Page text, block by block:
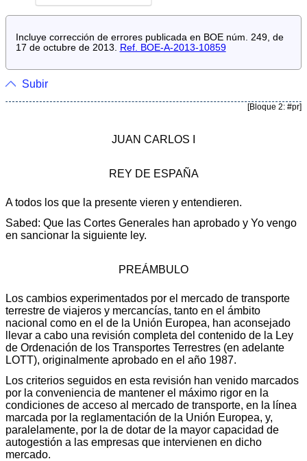
Incluye corrección de errores publicada en BOE núm. 249, de
17 de octubre de 2013.
Ref. BOE-A-2013-10859
Subir
[Bloque 2: #pr]
JUAN CARLOS I
REY DE ESPAÑA
A todos los que la presente vieren y entendieren.
Sabed: Que las Cortes Generales han aprobado y Yo vengo
en sancionar la siguiente ley.
PREÁMBULO
Los cambios experimentados por el mercado de transporte
terrestre de viajeros y mercancías, tanto en el ámbito
nacional como en el de la Unión Europea, han aconsejado
llevar a cabo una revisión completa del contenido de la Ley
de Ordenación de los Transportes Terrestres (en adelante
LOTT), originalmente aprobado en el año 1987.
Los criterios seguidos en esta revisión han venido marcados
por la conveniencia de mantener el máximo rigor en la
condiciones de acceso al mercado de transporte, en la línea
marcada por la reglamentación de la Unión Europea, y,
paralelamente, por la de dotar de la mayor capacidad de
autogestión a las empresas que intervienen en dicho
mercado.